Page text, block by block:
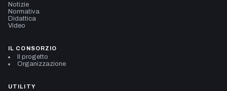
Notizie
Normativa
Didattica
Video
IL CONSORZIO
Il progetto
Organizzazione
UTILITY